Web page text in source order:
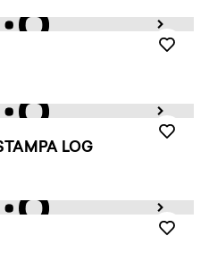
LOG